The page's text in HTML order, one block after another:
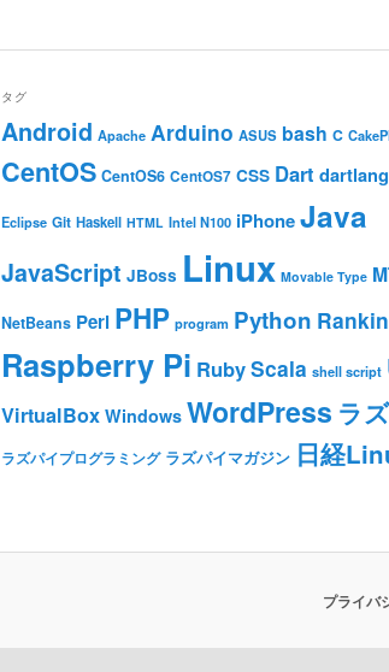
ビ
ゲ
ー
シ
ン
タグ
Android Apache Arduino ASUS bash C
CentOS CentOS6 CentOS7 CSS Dart dartlang
Eclipse Git Haskell HTML Intel N100 iPhoneJava
JavaScript JBoss Linux Movable Type
NetBeans Perl PHP program Python
Raspberry Pi RubyScala shell script
VirtualBox Windows WordPress ラ
ラズパイプログラミング ラズパイマガジン 日経
プライバ